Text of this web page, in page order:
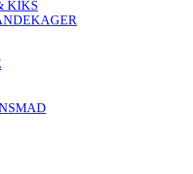
KIKS